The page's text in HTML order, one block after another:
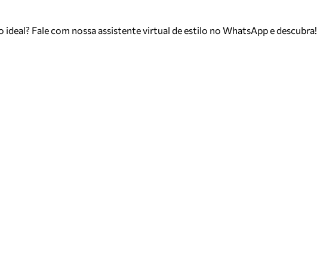
ideal? Fale com nossa assistente virtual de estilo no WhatsApp e descubra!